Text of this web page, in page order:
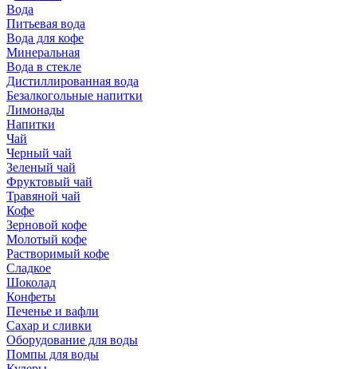
Вода
Питьевая вода
Вода для кофе
Минеральная
Вода в стекле
Дистиллированная вода
Безалкогольные напитки
Лимонады
Напитки
Чай
Черный чай
Зеленый чай
Фруктовый чай
Травяной чай
Кофе
Зерновой кофе
Молотый кофе
Растворимый кофе
Сладкое
Шоколад
Конфеты
Печенье и вафли
Сахар и сливки
Оборудование для воды
Помпы для воды